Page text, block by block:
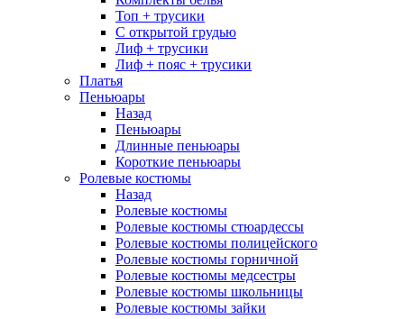
Топ + трусики
С открытой грудью
Лиф + трусики
Лиф + пояс + трусики
Платья
Пеньюары
Назад
Пеньюары
Длинные пеньюары
Короткие пеньюары
Ролевые костюмы
Назад
Ролевые костюмы
Ролевые костюмы стюардессы
Ролевые костюмы полицейского
Ролевые костюмы горничной
Ролевые костюмы медсестры
Ролевые костюмы школьницы
Ролевые костюмы зайки